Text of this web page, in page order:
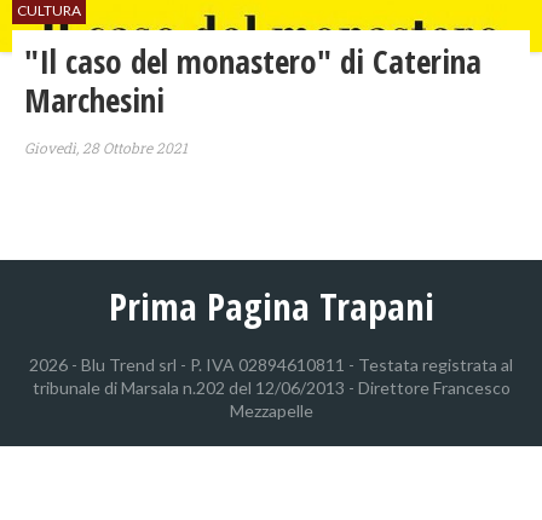
CULTURA
"Il caso del monastero" di Caterina
Marchesini
Giovedì, 28 Ottobre 2021
Prima Pagina Trapani
2026 - Blu Trend srl - P. IVA 02894610811 - Testata registrata al
tribunale di Marsala n.202 del 12/06/2013 - Direttore Francesco
Mezzapelle